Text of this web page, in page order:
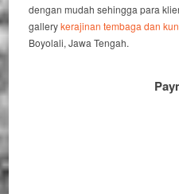
dengan mudah sehingga para
gallerykerajinan tembaga dan
Boyolali, Jawa Tengah.